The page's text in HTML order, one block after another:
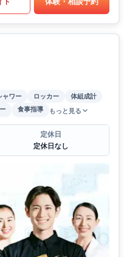
ャワー ロッカー
体組成計
食事指導 もっと見る
定休日
定休日なし